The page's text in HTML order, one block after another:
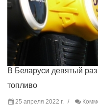
В Беларуси девятый
топливо
25 апреля 2022 г.